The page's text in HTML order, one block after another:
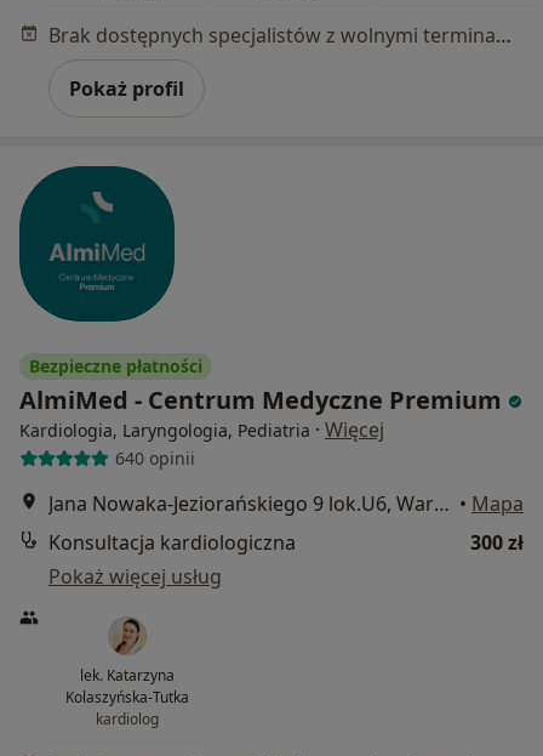
Brak dostępnych specjalistów z wolnymi terminami w tym centrum medycznym.
Pokaż profil
Bezpieczne płatności
AlmiMed - Centrum Medyczne Premium
Kardiologia, Laryngologia, Pediatria · Więcej
640 opinii
Jana Nowaka-Jeziorańskiego 9 lok.U6, Warszawa • Mapa
Konsultacja kardiologiczna
300 zł
Pokaż więcej usług
lek. Katarzyna
Kolaszyńska-Tutka
kardiolog